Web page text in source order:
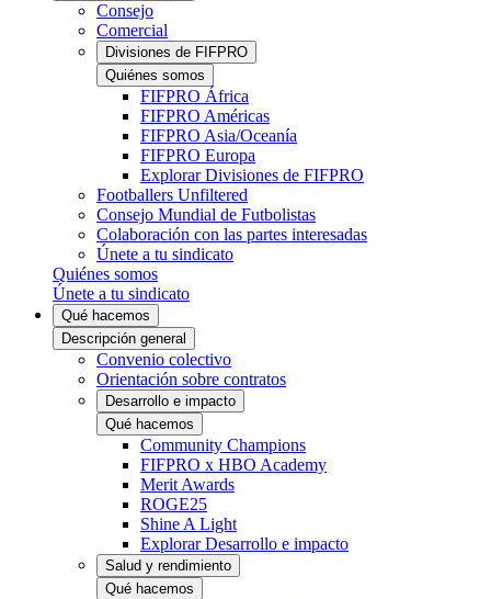
Consejo
Comercial
Divisiones de FIFPRO
Quiénes somos
FIFPRO África
FIFPRO Américas
FIFPRO Asia/Oceanía
FIFPRO Europa
Explorar Divisiones de FIFPRO
Footballers Unfiltered
Consejo Mundial de Futbolistas
Colaboración con las partes interesadas
Únete a tu sindicato
Quiénes somos
Únete a tu sindicato
Qué hacemos
Descripción general
Convenio colectivo
Orientación sobre contratos
Desarrollo e impacto
Qué hacemos
Community Champions
FIFPRO x HBO Academy
Merit Awards
ROGE25
Shine A Light
Explorar Desarrollo e impacto
Salud y rendimiento
Qué hacemos